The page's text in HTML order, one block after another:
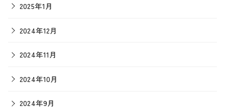
2025年1月
2024年12月
2024年11月
2024年10月
2024年9月